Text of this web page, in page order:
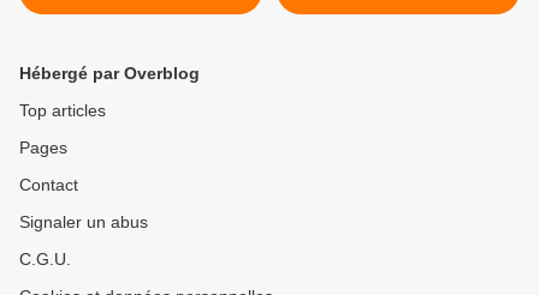
Hébergé par Overblog
Top articles
Pages
Contact
Signaler un abus
C.G.U.